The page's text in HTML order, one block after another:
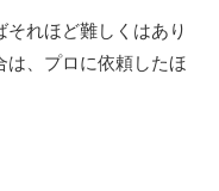
れほど難しくはあり
は、プロに依頼したほ